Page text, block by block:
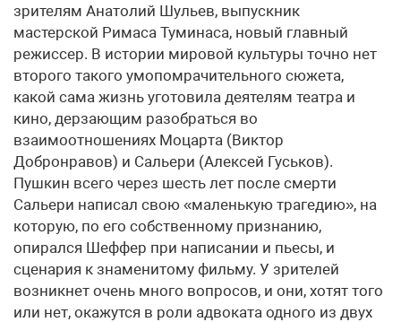
зрителям Анатолий Шульев, выпускник
мастерской Римаса Туминаса, новый главный
режиссер. В истории мировой культуры точно нет
второго такого умопомрачительного сюжета,
какой сама жизнь уготовила деятелям театра и
кино, дерзающим разобраться во
взаимоотношениях Моцарта (Виктор
Добронравов) и Сальери (Алексей Гуськов).
Пушкин всего через шесть лет после смерти
Сальери написал свою «маленькую трагедию», на
которую, по его собственному признанию,
опирался Шеффер при написании и пьесы, и
сценария к знаменитому фильму. У зрителей
возникнет очень много вопросов, и они, хотят того
или нет, окажутся в роли адвоката одного из двух